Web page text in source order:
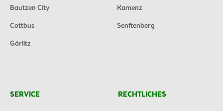
Bautzen City
Kamenz
Cottbus
Senftenberg
Görlitz
SERVICE RECHTLICHES